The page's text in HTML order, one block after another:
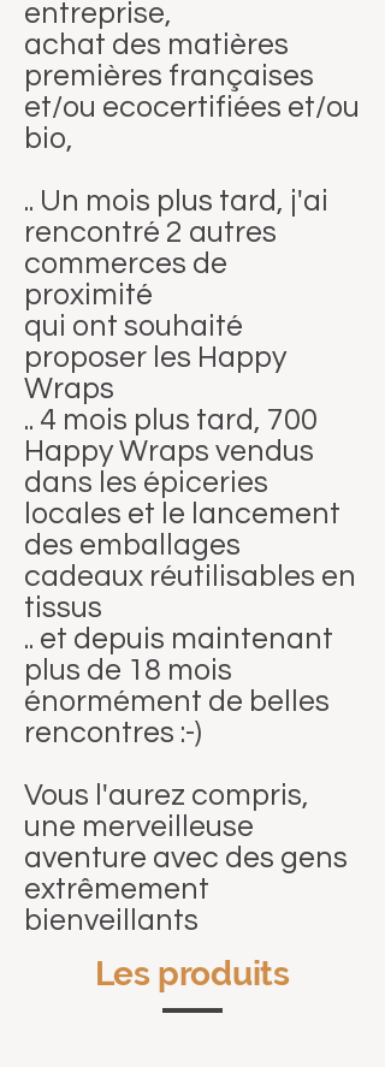
entreprise,
achat des matières
premières françaises
et/ou ecocertifiées et/ou
bio,
.. Un mois plus tard, j'ai
rencontré 2 autres
commerces de
proximité
qui ont souhaité
proposer les Happy
Wraps
.. 4 mois plus tard, 700
Happy Wraps vendus
dans les épiceries
locales et le lancement
des emballages
cadeaux réutilisables en
tissus
.. et depuis maintenant
plus de 18 mois
énormément de belles
rencontres :-)
Vous l'aurez compris,
une merveilleuse
aventure avec des gens
extrêmement
bienveillants
Les produits